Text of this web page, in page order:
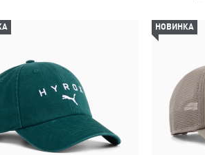
НОВИНКА